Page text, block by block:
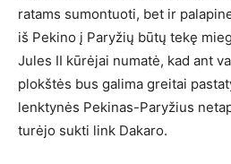
ratams sumontuoti, bet ir
iš Pekino į Paryžių būtų tekę
Jules II kūrėjai numatė, kad ant
plokštės bus galima greitai
lenktynės Pekinas-Paryžius
turėjo sukti link Dakaro.